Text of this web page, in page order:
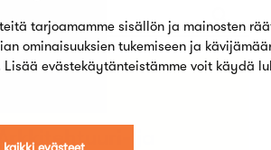
tarjoamamme sisällön ja mainosten
ominaisuuksien tukemiseen ja
Lisää evästekäytänteistämme voit käydä
Arkkitehtuuri- ja